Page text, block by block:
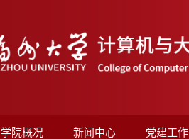
学院概况 新闻中心 党建工作